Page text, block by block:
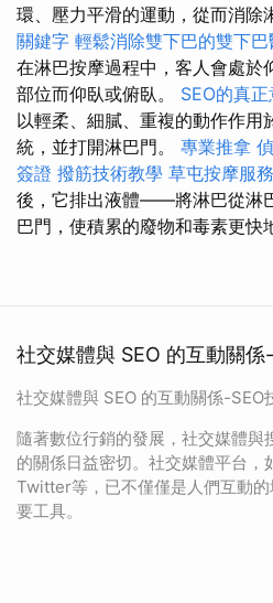
環、壓力平滑的運動，從而消除
關鍵字 輕鬆消除雙下巴的雙下巴
在淋巴按摩過程中，客人會處於
部位而仰臥或俯臥。 SEO的真
以輕柔、細膩、重複的動作作用
統，並打開淋巴門。 專業推拿
簽證 撥筋技術教學 草屯按摩服
後，它排出液體——將淋巴從淋
巴門，使積累的廢物和毒素更快
社交媒體與 SEO 的互動關係
社交媒體與 SEO 的互動關係-SEO
隨著數位行銷的發展，社交媒體與
的關係日益密切。社交媒體平台，
Twitter等，已不僅僅是人們互動
要工具。